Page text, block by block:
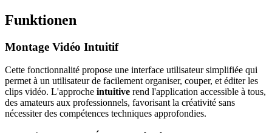
Funktionen
Montage Vidéo Intuitif
Cette fonctionnalité propose une interface utilisateur simplifiée qui
permet à un utilisateur de facilement organiser, couper, et éditer les
clips vidéo. L'approche intuitive rend l'application accessible à tous,
des amateurs aux professionnels, favorisant la créativité sans
nécessiter des compétences techniques approfondies.